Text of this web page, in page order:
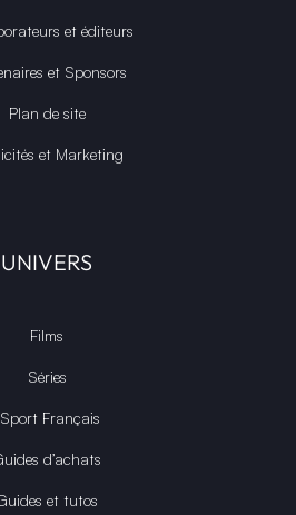
et éditeurs
et Sponsors
Plan de site
et Marketing
UNIVERS
Films
Séries
Français
d’achats
et tutos